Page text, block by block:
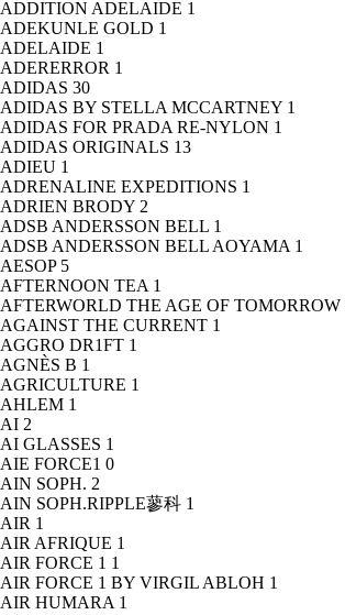
ADDITION ADELAIDE 1
ADEKUNLE GOLD 1
ADELAIDE 1
ADERERROR 1
ADIDAS 30
ADIDAS BY STELLA MCCARTNEY 1
ADIDAS FOR PRADA RE-NYLON 1
ADIDAS ORIGINALS 13
ADIEU 1
ADRENALINE EXPEDITIONS 1
ADRIEN BRODY 2
ADSB ANDERSSON BELL 1
ADSB ANDERSSON BELL AOYAMA 1
AESOP 5
AFTERNOON TEA 1
AFTERWORLD THE AGE OF TOMORROW
AGAINST THE CURRENT 1
AGGRO DR1FT 1
AGNÈS B 1
AGRICULTURE 1
AHLEM 1
AI 2
AI GLASSES 1
AIE FORCE1 0
AIN SOPH. 2
AIN SOPH.RIPPLE蓼科 1
AIR 1
AIR AFRIQUE 1
AIR FORCE 1 1
AIR FORCE 1 BY VIRGIL ABLOH 1
AIR HUMARA 1